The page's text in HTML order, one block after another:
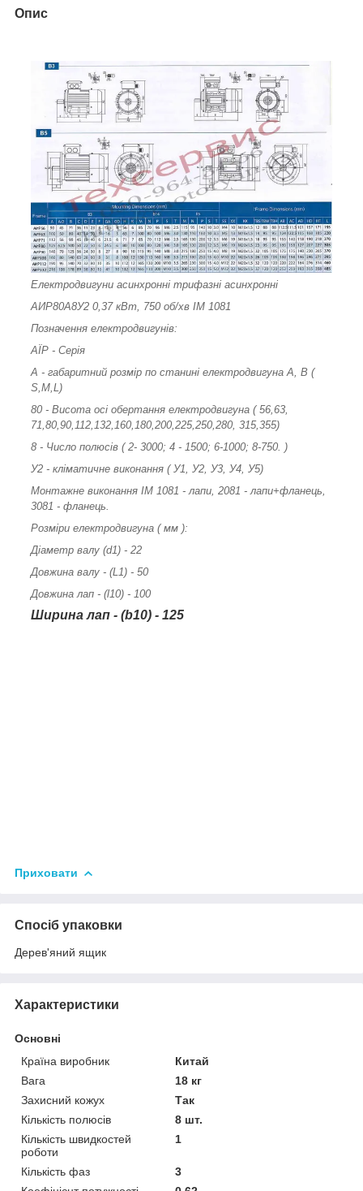
Опис
Електродвигуни асинхронні трифазні асинхронні
АИР80А8У2 0,37 кВт, 750 об/хв ІМ 1081
Позначення електродвигунів:
АЇР - Серія
А - габаритний розмір по станині електродвигуна А, В (
S,M,L)
80 - Висота осі обертання електродвигуна ( 56,63,
71,80,90,112,132,160,180,200,225,250,280, 315,355)
8 - Число полюсів ( 2- 3000; 4 - 1500; 6-1000; 8-750. )
У2 - кліматичне виконання ( У1, У2, У3, У4, У5)
Монтажне виконання ІМ 1081 - лапи, 2081 - лапи+фланець,
3081 - фланець.
Розміри електродвигуна ( мм ):
Діаметр валу (d1) - 22
Довжина валу - (L1) - 50
Довжина лап - (l10) - 100
Ширина лап - (b10) - 125
Приховати
Спосіб упаковки
Дерев'яний ящик
Характеристики
Основні
Країна виробник
Китай
Вага
18 кг
Захисний кожух
Так
Кількість полюсів
8 шт.
Кількість швидкостей
роботи
1
Кількість фаз
3